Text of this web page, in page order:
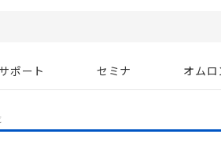
サポート セミナ オム